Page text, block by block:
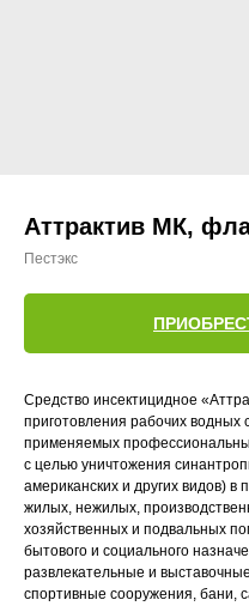
Аттрактив МК,
Пестэкс
Средство инсектицидное
приготовления рабочих водных
применяемых
с целью уничтожения
американских и других видов)
жилых, нежилых,
хозяйственных и подвальных
бытового и социального
развлекательные и
спортивные сооружения, бани,